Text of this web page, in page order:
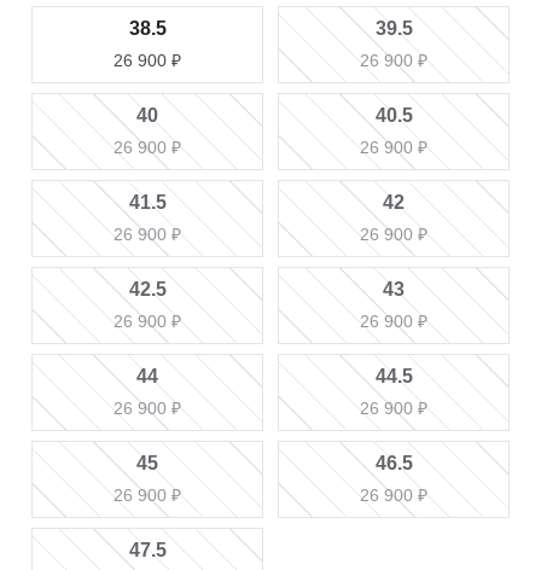
38.5
26 900 ₽
39.5
26 900 ₽
40
26 900 ₽
40.5
26 900 ₽
41.5
26 900 ₽
42
26 900 ₽
42.5
26 900 ₽
43
26 900 ₽
44
26 900 ₽
44.5
26 900 ₽
45
26 900 ₽
46.5
26 900 ₽
47.5